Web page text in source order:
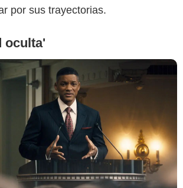
por sus trayectorias.
oculta'